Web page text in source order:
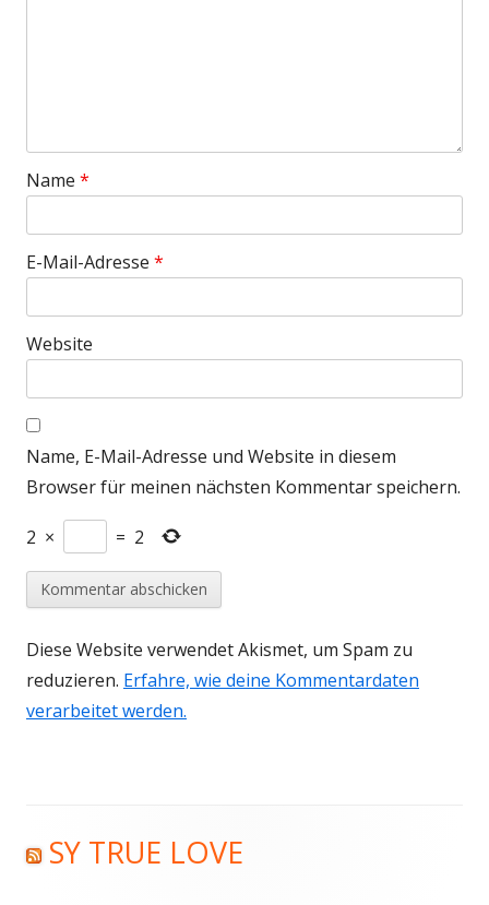
Name *
E-Mail-Adresse *
Website
Name, E-Mail-Adresse und Website in diesem
Browser für meinen nächsten Kommentar speichern.
2 × = 2
Diese Website verwendet Akismet, um Spam zu
reduzieren. Erfahre, wie deine Kommentardaten
verarbeitet werden.
Haupt-
SY TRUE LOVE